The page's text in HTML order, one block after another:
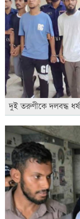
দুই তরুণীকে দলবদ্ধ